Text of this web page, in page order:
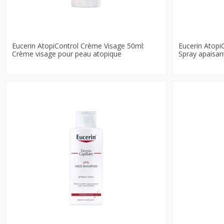
Eucerin AtopiControl Crème Visage 50ml:
Crème visage pour peau atopique
Eucerin
Spray